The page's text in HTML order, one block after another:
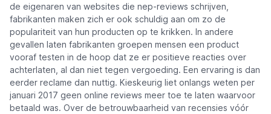
de eigenaren van websites die nep-reviews schrijven,
fabrikanten maken zich er ook schuldig aan om zo de
populariteit van hun producten op te krikken. In andere
gevallen laten fabrikanten groepen mensen een product
vooraf testen in de hoop dat ze er positieve reacties over
achterlaten, al dan niet tegen vergoeding. Een ervaring is dan
eerder reclame dan nuttig. Kieskeurig liet onlangs weten per
januari 2017 geen online reviews meer toe te laten waarvoor
betaald was. Over de betrouwbaarheid van recensies vóór